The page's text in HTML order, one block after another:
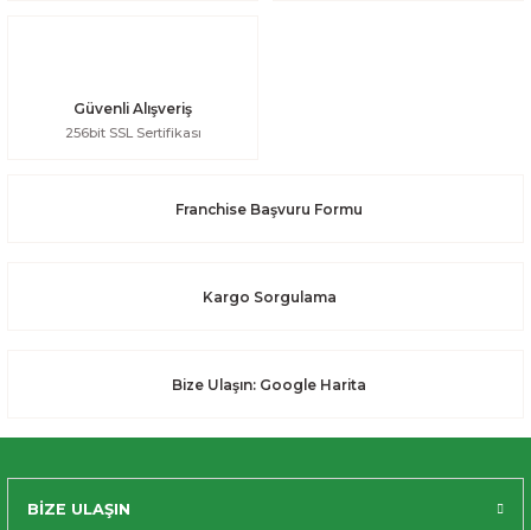
Güvenli Alışveriş
256bit SSL Sertifikası
Franchise Başvuru Formu
Kargo Sorgulama
Bize Ulaşın: Google Harita
BİZE ULAŞIN